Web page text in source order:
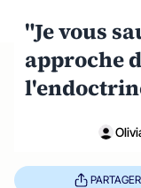
"Je vous
approche
PARTAGER